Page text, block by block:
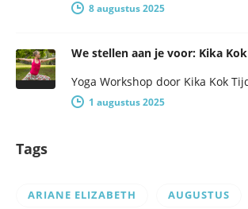
8 augustus 2025
We stellen aan je voor: Kika Kok
1 augustus 2025
Tags
ARIANE ELIZABETH AUGUSTUS